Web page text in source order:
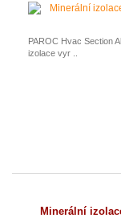
PAROC Hvac Section
izolace vyr ..
Minerální